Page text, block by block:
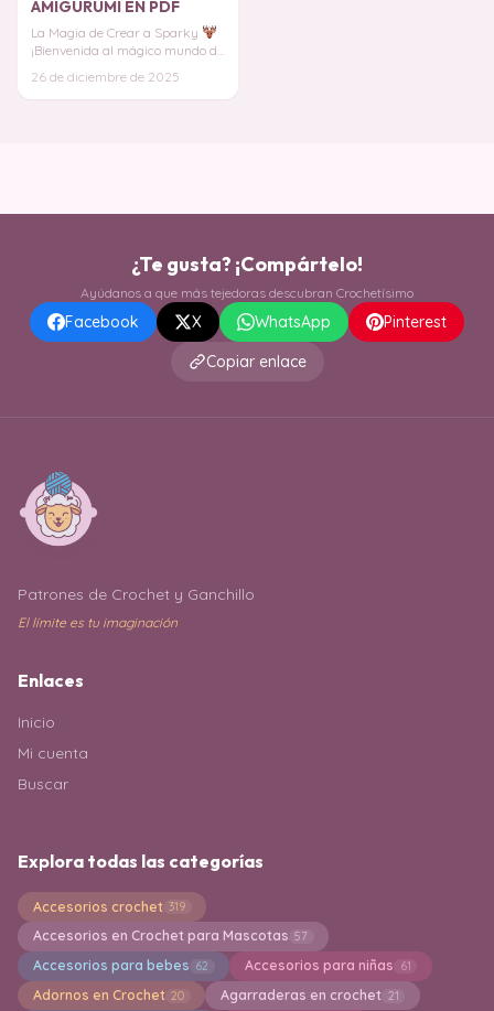
AMIGURUMI EN PDF
La Magia de Crear a Sparky
¡Bienvenida al mágico mundo de
querido Reno
26 de diciembre de 2025
¿Te gusta? ¡Compártelo!
Ayúdanos a que más tejedoras descubran Crochetísimo
Facebook X WhatsApp
Pinterest
Copiar enlace
Patrones de Crochet y Ganchillo
El límite es tu imaginación
Enlaces
Inicio
Mi cuenta
Buscar
Explora todas las categorías
Accesorios crochet 319
Accesorios en Crochet para Mascotas 57
Accesorios para bebes 62 Accesorios para niñas 61
Adornos en Crochet 20 Agarraderas en crochet 21